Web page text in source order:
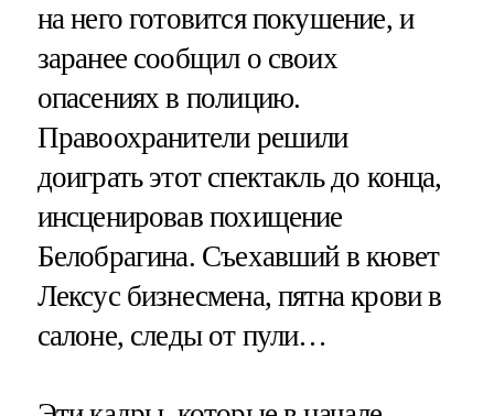
на него готовится покушение, и
заранее сообщил о своих
опасениях в полицию.
Правоохранители решили
доиграть этот спектакль до конца,
инсценировав похищение
Белобрагина. Съехавший в кювет
Лексус бизнесмена, пятна крови в
салоне, следы от пули…